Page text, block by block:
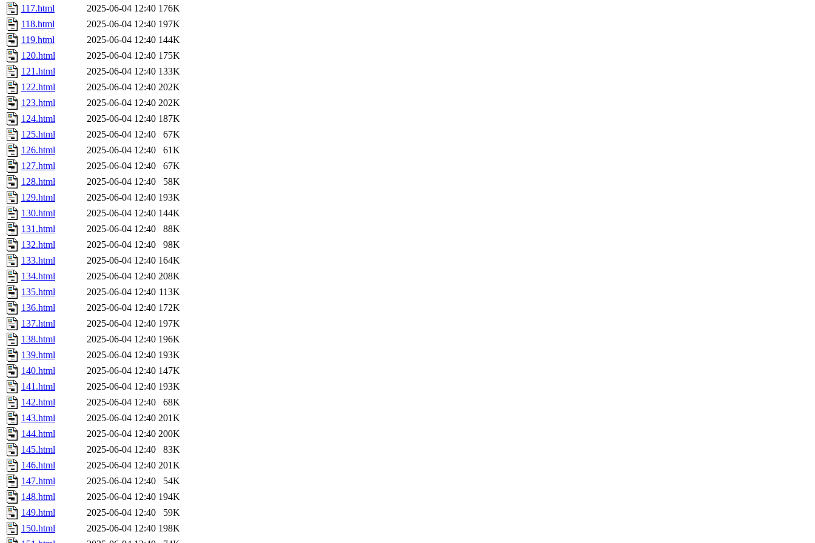
117.html 2025-06-04 12:40 176K
118.html
2025-06-04 12:40 197K
119.html
2025-06-04 12:40 144K
120.html
2025-06-04 12:40 175K
121.html
2025-06-04 12:40 133K
122.html
2025-06-04 12:40 202K
123.html
2025-06-04 12:40 202K
124.html
2025-06-04 12:40 187K
125.html
2025-06-04 12:40
67K
126.html
2025-06-04 12:40
61K
127.html
2025-06-04 12:40
67K
128.html
2025-06-04 12:40
58K
129.html
2025-06-04 12:40 193K
130.html
2025-06-04 12:40 144K
131.html
2025-06-04 12:40
88K
132.html
2025-06-04 12:40
98K
133.html
2025-06-04 12:40 164K
134.html
2025-06-04 12:40 208K
135.html
2025-06-04 12:40 113K
136.html
2025-06-04 12:40 172K
137.html
2025-06-04 12:40 197K
138.html
2025-06-04 12:40 196K
139.html
2025-06-04 12:40 193K
140.html
2025-06-04 12:40 147K
141.html
2025-06-04 12:40 193K
142.html
2025-06-04 12:40
68K
143.html
2025-06-04 12:40 201K
144.html
2025-06-04 12:40 200K
145.html
2025-06-04 12:40
83K
146.html
2025-06-04 12:40 201K
147.html
2025-06-04 12:40
54K
148.html
2025-06-04 12:40 194K
149.html
2025-06-04 12:40
59K
150.html
2025-06-04 12:40 198K